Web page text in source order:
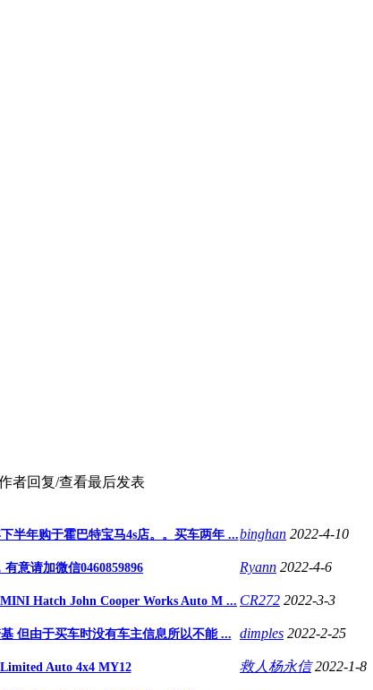
者回复/查看最后发表
半年购于霍巴特宝马4s店。。买车两年 ...binghan 2022-4-10
意请加微信0460859896 Ryann 2022-4-6
MINI Hatch John Cooper Works Auto M ... CR272 2022-3-3
但由于买车时没有车主信息所以不能 ... dimples 2022-2-25
Auto 4x4 MY12 救人杨永信 2022-1-8